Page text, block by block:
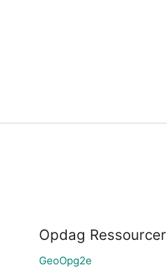
Opdag Ressourcer
GeoOpg2e